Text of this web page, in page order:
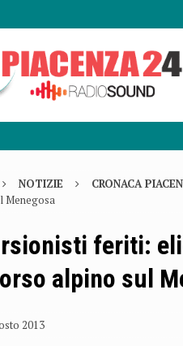
NOTIZIE CRONACA
Menegosa
feriti:
alpino sul
2013